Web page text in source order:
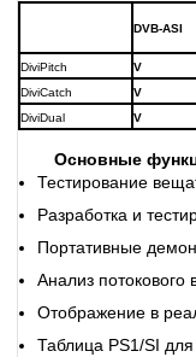
DVB-ASI
DiviPitch
V
DiviCatch
V
DiviDual
V
Основные
Тестирование
Разработка и
Портативные
Анализ потокового
Отображение в
Таблица PS1/SI